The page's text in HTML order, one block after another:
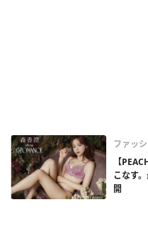
ファッ
【
こなす
開